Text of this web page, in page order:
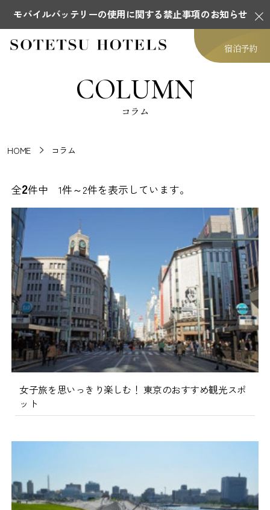
モバイルバッテリーの使用に関する禁止事項のお知らせ
宿泊予約
COLUMN
コラム
HOME コラム
全2件中 1件～2件を表示しています。
女子旅を思いっきり楽しむ！ 東京のおすすめ観光スポ
ット